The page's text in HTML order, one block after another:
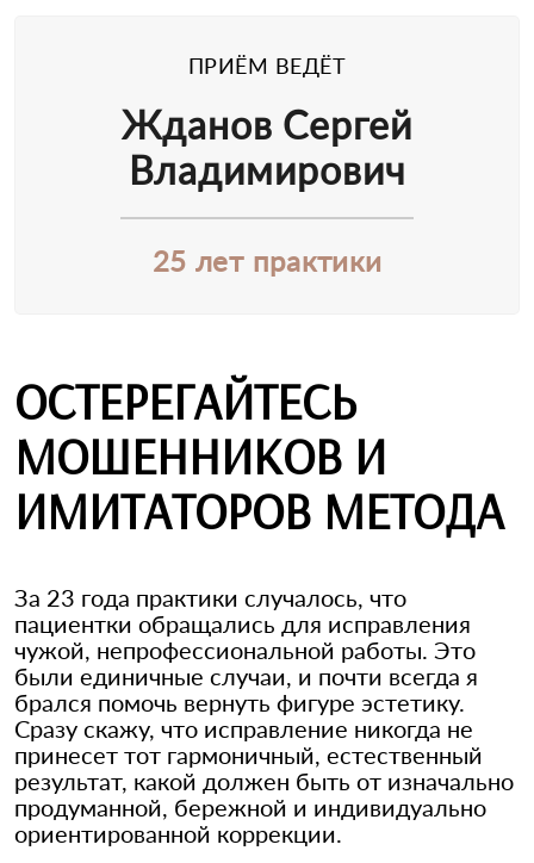
ПРИЁМ ВЕДЁТ
Жданов Сергей
Владимирович
25 лет практики
ОСТЕРЕГАЙТЕСЬ
МОШЕННИКОВ И
ИМИТАТОРОВ МЕТОДА
За 23 года практики случалось, что
пациентки обращались для исправления
чужой, непрофессиональной работы. Это
были единичные случаи, и почти всегда я
брался помочь вернуть фигуре эстетику.
Сразу скажу, что исправление никогда не
принесет тот гармоничный, естественный
результат, какой должен быть от изначально
продуманной, бережной и индивидуально
ориентированной коррекции.